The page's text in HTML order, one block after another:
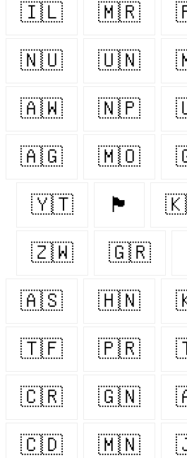
🇮🇱 🇲🇷
🇳🇺 🇺🇳
🇦🇼 🇳🇵
🇦🇬 🇲🇴
🇾🇹 🏴󠁧󠁢󠁥󠁮󠁧󠁿
🇿🇼 🇬🇷
🇦🇸 🇭🇳
🇹🇫 🇵🇷
🇨🇷 🇬🇳
🇨🇩 🇲🇳